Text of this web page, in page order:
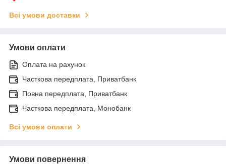
Всі умови доставки
Умови оплати
Оплата на рахунок
Часткова передплата, Приватбанк
Повна передплата, Приватбанк
Часткова передплата, Монобанк
Всі умови оплати
Умови повернення